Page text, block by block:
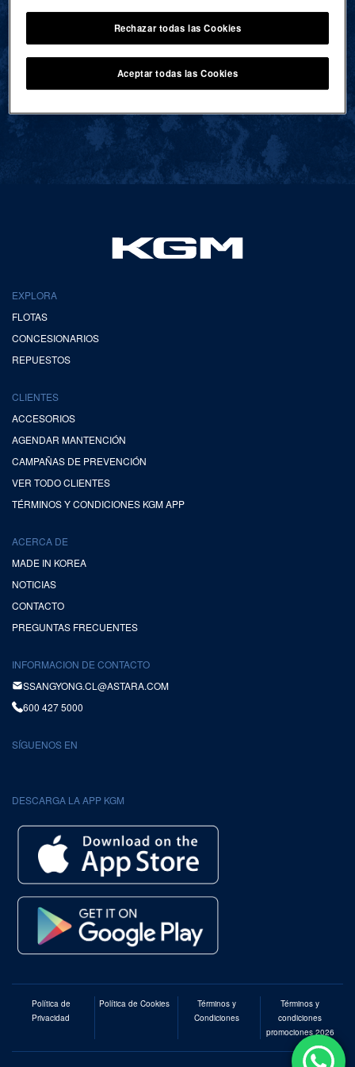
VOLVER AL INICIO
EXPLORA
FLOTAS
CONCESIONARIOS
REPUESTOS
CLIENTES
ACCESORIOS
AGENDAR MANTENCIÓN
CAMPAÑAS DE PREVENCIÓN
VER TODO CLIENTES
TÉRMINOS Y CONDICIONES KGM APP
ACERCA DE
MADE IN KOREA
NOTICIAS
CONTACTO
PREGUNTAS FRECUENTES
INFORMACION DE CONTACTO
SSANGYONG.CL@ASTARA.COM
600 427 5000
SÍGUENOS EN
DESCARGA LA APP KGM
Política de
Privacidad
Política de Cookies
Términos y
Condiciones
Términos y
condiciones
promociones 2026
Rechazar todas las Cookies
Aceptar todas las Cookies